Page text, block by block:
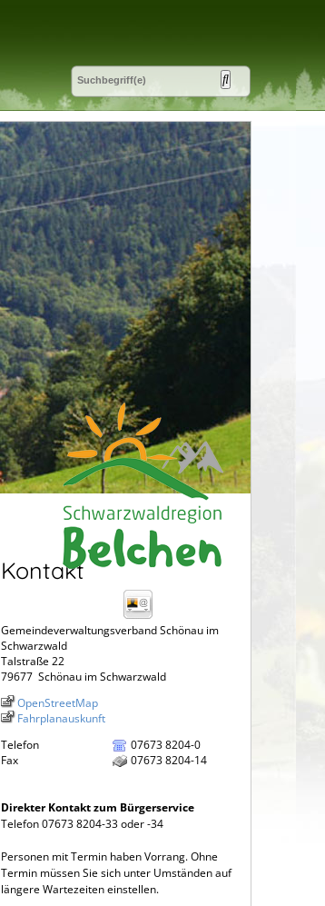
Kontakt
Gemeindeverwaltungsverband Schönau im
Schwarzwald
Talstraße 22
79677 Schönau im Schwarzwald
OpenStreetMap
Fahrplanauskunft
Telefon
07673 8204-0
Fax
07673 8204-14
Direkter Kontakt zum Bürgerservice
Telefon 07673 8204-33 oder -34
Personen mit Termin haben Vorrang. Ohne
Termin müssen Sie sich unter Umständen auf
längere Wartezeiten einstellen.